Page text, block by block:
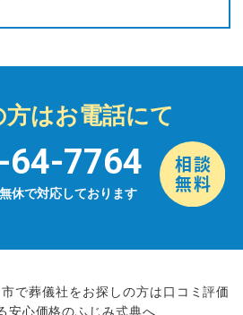
方はお電話にて
64-7764
休で対応しております
で葬儀社をお探しの方は口コミ評価
安心価格のふじみ式典へ